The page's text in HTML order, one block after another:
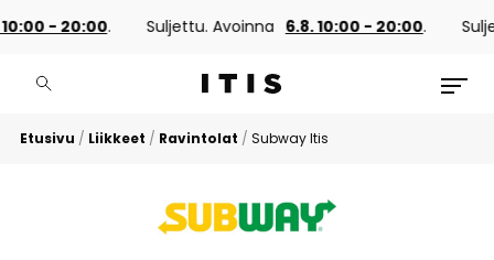
- 20:00. Suljettu. Avoinna 6.8. 10:00 - 20:00.
Etusivu / Liikkeet / Ravintolat / Subway Itis